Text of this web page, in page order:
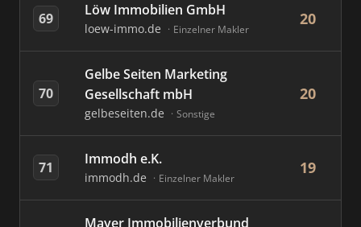
69 Löw Immobilien GmbH
loew-immo.de Einzelner Makler
20
70
Gelbe Seiten Marketing
Gesellschaft mbH
gelbeseiten.de Sonstige
20
71 Immodh e.K.
immodh.de Einzelner Makler
19
Mayer Immobilienverbund